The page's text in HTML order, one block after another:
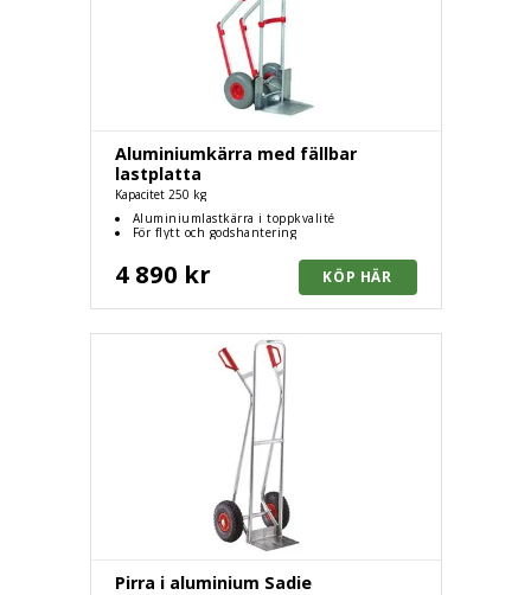
Aluminiumkärra med fällbar
lastplatta
Kapacitet 250 kg
Aluminiumlastkärra i toppkvalité
För flytt och godshantering
4 890 kr
Pirra i aluminium Sadie